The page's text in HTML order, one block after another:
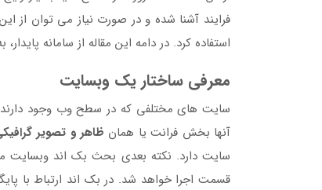
فرایند آشنا شده و در صورت نیاز می توان از
استفاده کرد. در دامه این مقاله از سامانه
معرفی ساختار یک وبسایت
سایت های مختلفی که در سطح وب وجود
آنها بخش فرانت یا همان ظاهر و تصویر
سایت دارد. نکته بعدی بحث بک اند وبسایت
قسمت اجرا خواهد شد. در بک اند ارتباط با